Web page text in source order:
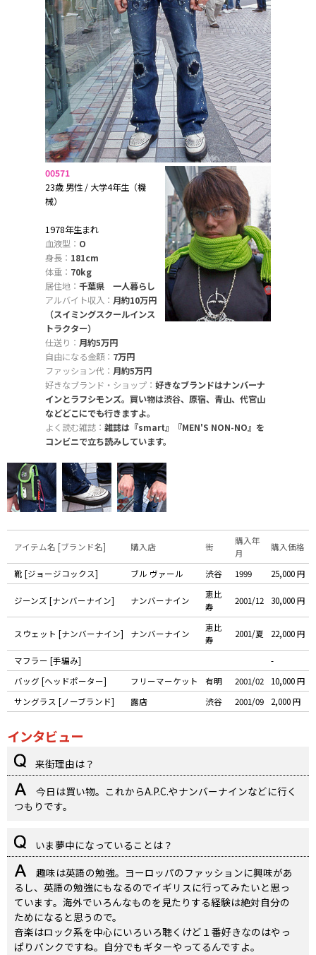
00571
23歳 男性 / 大学4年生（機
械）
1978年生まれ
血液型： O
身長： 181cm
体重： 70kg
居住地： 千葉県 一人暮らし
アルバイト収入： 月約10万円
（スイミングスクールインス
トラクター）
仕送り： 月約5万円
自由になる金額： 7万円
ファッション代： 月約5万円
好きなブランド・ショップ： 好きなブランドはナンバーナ
インとラフシモンズ。買い物は渋谷、原宿、青山、代官山
などどこにでも行きますよ。
よく読む雑誌： 雑誌は『smart』『MEN'S NON-NO』を
コンビニで立ち読みしています。
アイテム名 [ブランド名] 購入店 街
購入年
月
購入価格
靴 [ジョージコックス] ブル ヴァール 渋谷 1999 25,000 円
ジーンズ [ナンバーナイン] ナンバーナイン
恵比
寿
2001/12 30,000 円
スウェット [ナンバーナイン] ナンバーナイン
恵比
寿
2001/夏 22,000 円
マフラー [手編み]
-
バッグ [ヘッドポーター]
フリーマーケット 有明 2001/02
10,000 円
サングラス [ノーブランド]
露店 渋谷 2001/09 2,000 円
インタビュー
来街理由は？
今日は買い物。これからA.P.C.やナンバーナインなどに行く
つもりです。
いま夢中になっていることは？
趣味は英語の勉強。ヨーロッパのファッションに興味があ
るし、英語の勉強にもなるのでイギリスに行ってみたいと思っ
ています。海外でいろんなものを見たりする経験は絶対自分の
ためになると思うので。
音楽はロック系を中心にいろいろ聴くけど１番好きなのはやっ
ぱりパンクですね。自分でもギターやってるんですよ。